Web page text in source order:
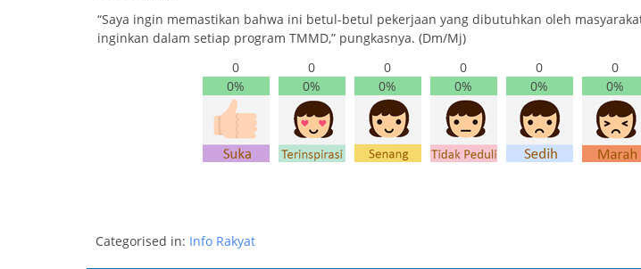
“Saya ingin memastikan bahwa ini betul-betul pekerjaan yang dibutuhkan oleh
inginkan dalam setiap program TMMD,” pungkasnya. (Dm/Mj)
0
0%
0
0%
0
0%
0
0%
0
0%
0
0%
Categorised in: Info Rakyat